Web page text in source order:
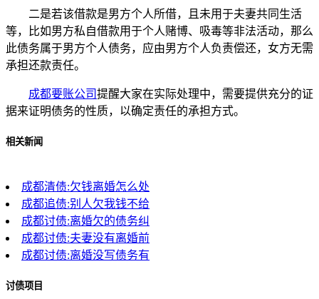
二是若该借款是男方个人所借，且未用于夫妻共同生活
等，比如男方私自借款用于个人赌博、吸毒等非法活动，那么
此债务属于男方个人债务，应由男方个人负责偿还，女方无需
承担还款责任。
成都要账公司提醒大家在实际处理中，需要提供充分的证
据来证明债务的性质，以确定责任的承担方式。
相关新闻
成都清债:欠钱离婚怎么处
成都追债:别人欠我钱不给
成都讨债:离婚欠的债务纠
成都讨债:夫妻没有离婚前
成都讨债:离婚没写债务有
讨债项目